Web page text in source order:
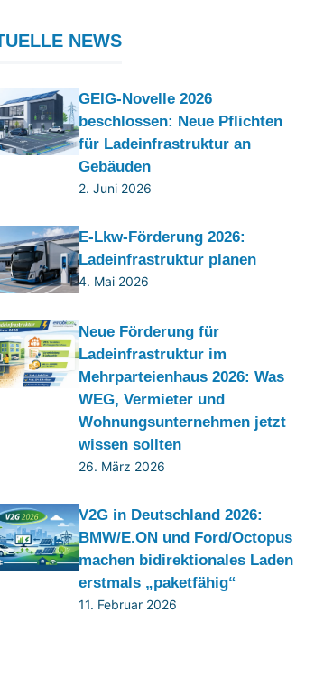
NEWS
GEIG-Novelle 2026
beschlossen: Neue Pflichten
für Ladeinfrastruktur an
Gebäuden
2. Juni 2026
E-Lkw-Förderung 2026:
Ladeinfrastruktur planen
4. Mai 2026
Neue Förderung für
Ladeinfrastruktur im
Mehrparteienhaus 2026: Was
WEG, Vermieter und
Wohnungsunternehmen jetzt
wissen sollten
26. März 2026
V2G in Deutschland 2026:
BMW/E.ON und Ford/Octopus
machen bidirektionales Laden
erstmals „paketfähig“
11. Februar 2026